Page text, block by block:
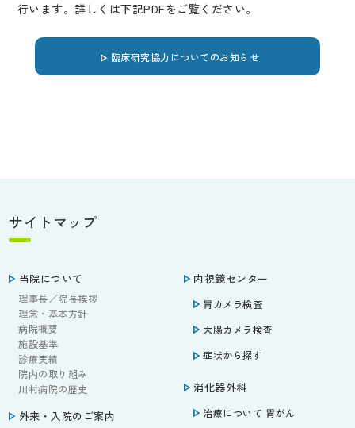
行います。詳しくは下記PDFをご覧ください。
臨床研究協力についてのお知らせ
サイトマップ
当院について
理事長／院長挨拶
理念・基本方針
病院概要
施設基準
診療実績
院内の取り組み
川村病院の歴史
外来・入院のご案内
内視鏡センター
胃カメラ検査
大腸カメラ検査
症状から探す
消化器外科
治療について 胃がん